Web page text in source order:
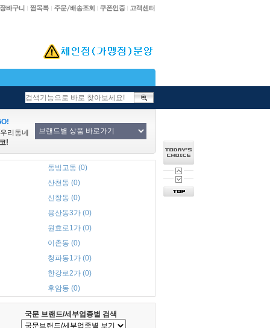
리동네
!
동빙고동 (0)
산천동 (0)
신창동 (0)
용산동3가 (0)
원효로1가 (0)
이촌동 (0)
청파동1가 (0)
한강로2가 (0)
후암동 (0)
국문 브랜드/세부업종별 검색